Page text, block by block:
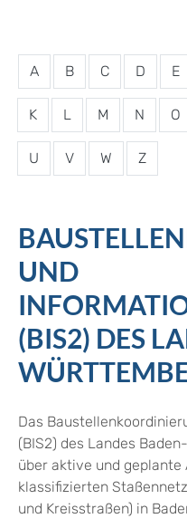
A B C D E
K L M N O
U V W Z
UND
(BIS2) DES
Das
(BIS2) des Landes
über aktive und
klassifizierten
und Kreisstraßen) in